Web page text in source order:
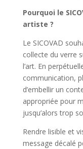
Pourquoi le
artiste ?
Le SICOVAD
collecte du verre
l’art. En
communication,
d’embellir un
appropriée pour
jusqu’alors trop
Rendre lisible et
message décalé